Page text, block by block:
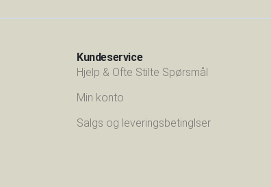
Kundeservice
Hjelp & Ofte Stilte Spørsmål
Min konto
Salgs og leveringsbetinglser